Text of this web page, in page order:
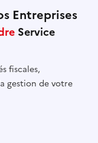
Entreprises
Service
fiscales,
gestion de votre